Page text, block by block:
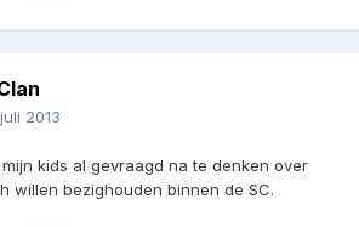
2013
kids al gevraagd na te denken over
willen bezighouden binnen de SC.